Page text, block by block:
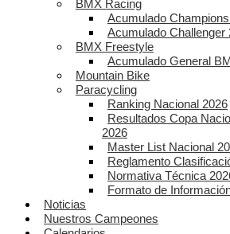
BMX Racing
Acumulado
Acumulado Challenger
BMX Freestyle
Acumulado General
Mountain Bike
Paracycling
Ranking Nacional 2026
Resultados Copa
2026
Master List Nacional
Reglamento
Normativa Técnica
Formato de
Noticias
Nuestros Campeones